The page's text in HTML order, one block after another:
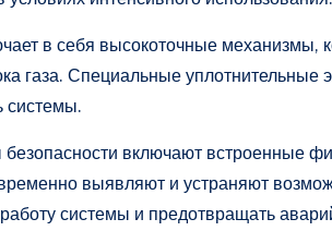
в себя высокоточные механизмы,
газа. Специальные
системы.
включают встроенные
выявляют и устраняют
системы и предотвращать